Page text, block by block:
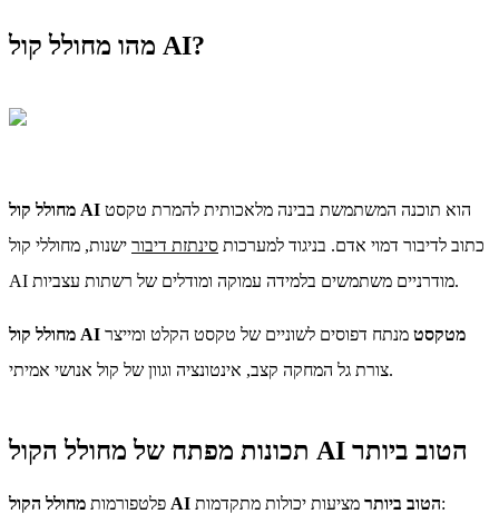
מהו מחולל קול AI?
מחולל קול AI
כתוב לדיבור דמוי אדם. בניגוד למערכות סינתזת דיבור ישנות, מחוללי קול
AI מודרניים משתמשים בלמידה עמוקה ומודלים של רשתות עצביות.
מחולל קול AI מטקסט מנתח דפוסים לשוניים של טקסט הקלט ומייצר
צורת גל המחקה קצב, אינטונציה וגוון של קול אנושי אמיתי.
תכונות מפתח של מחולל הקול AI הטוב ביותר
פלטפורמות מחולל הקול AI הטוב ביותרמציעות יכולות מתקדמות: